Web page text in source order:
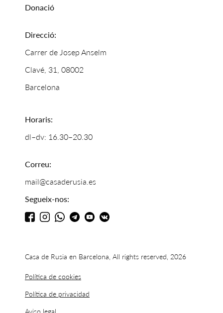
Donació
Direcció:
Carrer de Josep Anselm
Clavé, 31, 08002
Barcelona
Horaris:
dl–dv: 16.30–20.30
Correu:
mail@casaderusia.es
Segueix-nos:
Casa de Rusia en Barcelona, All rights reserved, 2026
Política de cookies
Política de privacidad